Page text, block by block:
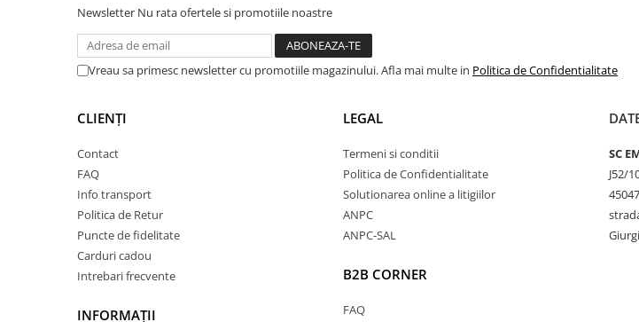
Newsletter Nu rata ofertele si promotiile noastre
Vreau sa primesc newsletter cu promotiile magazinului. Afla mai multe in Politica de Confidentialitate
CLIENȚI
Contact
FAQ
Info transport
Politica de Retur
Puncte de fidelitate
Carduri cadou
Intrebari frecvente
INFORMAȚII
LEGAL
Termeni si conditii
Politica de Confidentialitate
Solutionarea online a litigiilor
ANPC
ANPC-SAL
B2B CORNER
FAQ
SC
J52/